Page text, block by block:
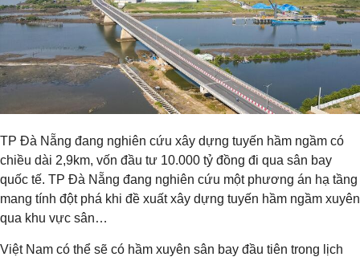
TP Đà Nẵng đang nghiên cứu xây dựng tuyến hầm ngầm có
chiều dài 2,9km, vốn đầu tư 10.000 tỷ đồng đi qua sân bay
quốc tế. TP Đà Nẵng đang nghiên cứu một phương án hạ tầng
mang tính đột phá khi đề xuất xây dựng tuyến hầm ngầm xuyên
qua khu vực sân…
Việt Nam có thể sẽ có hầm xuyên sân bay đầu tiên trong lịch